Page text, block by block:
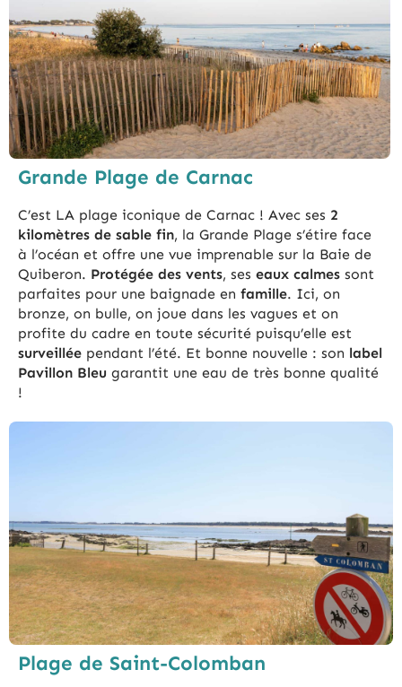
Grande Plage de Carnac
C’est LA plage iconique de Carnac ! Avec ses 2
kilomètres de sable fin, la Grande Plage s’étire face
à l’océan et offre une vue imprenable sur la Baie de
Quiberon. Protégée des vents, ses eaux calmes sont
parfaites pour une baignade en famille. Ici, on
bronze, on bulle, on joue dans les vagues et on
profite du cadre en toute sécurité puisqu’elle est
surveillée pendant l’été. Et bonne nouvelle : son label
Pavillon Bleu garantit une eau de très bonne qualité
!
Plage de Saint-Colomban